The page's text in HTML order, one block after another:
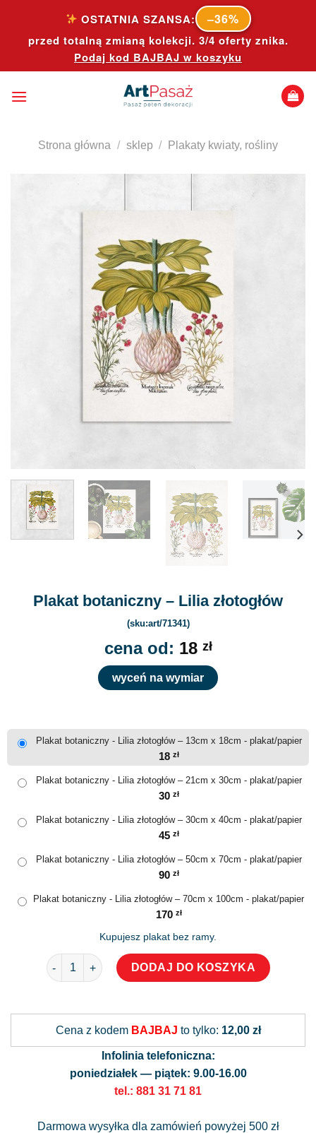
content
OSTATNIA SZANSA: –36%
przed totalną zmianą kolekcji. 3/4 oferty znika.
Podaj kod BAJBAJ w koszyku
Strona główna / sklep / Plakaty kwiaty, rośliny
Plakat botaniczny – Lilia złotogłów
(sku:art/71341)
cena od: 18 zł
wyceń na wymiar
Plakat botaniczny - Lilia złotogłów – 13cm x 18cm - plakat/papier
18 zł
Plakat botaniczny - Lilia złotogłów – 21cm x 30cm - plakat/papier
30 zł
Plakat botaniczny - Lilia złotogłów – 30cm x 40cm - plakat/papier
45 zł
Plakat botaniczny - Lilia złotogłów – 50cm x 70cm - plakat/papier
90 zł
Plakat botaniczny - Lilia złotogłów – 70cm x 100cm - plakat/papier
170 zł
Kupujesz plakat bez ramy.
ilość Plakat botaniczny - Lilia złotogłów
DODAJ DO KOSZYKA
Cena z kodem BAJBAJ to tylko: 12,00 zł
Infolinia telefoniczna:
poniedziałek — piątek: 9.00-16.00
tel.: 881 31 71 81
Darmowa wysyłka dla zamówień powyżej 500 zł